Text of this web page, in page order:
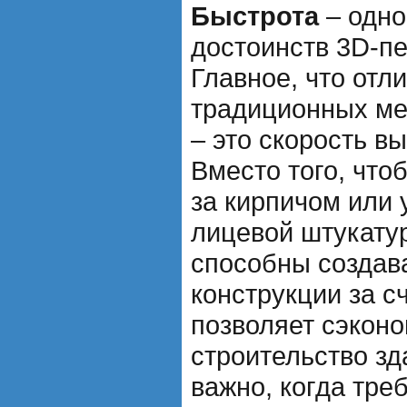
Быстрота– одно
достоинств 3D-
Главное, что
традиционных
– это скорость
Вместо того,
за кирпичом или
лицевой
способны
конструкции за
позволяет
строительство
важно, когда